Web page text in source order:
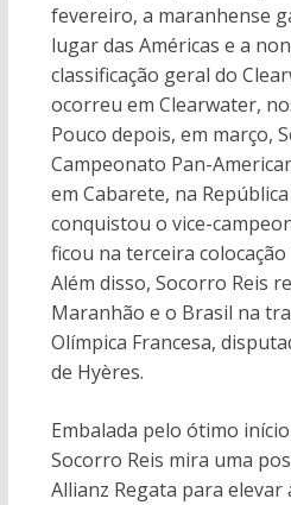
fevereiro, a maranhense
lugar das Américas e a
classificação geral do
ocorreu em Clearwater,
Pouco depois, em março,
Campeonato Pan-
em Cabarete, na
conquistou o vice-
ficou na terceira
Além disso, Socorro Reis
Maranhão e o Brasil na
Olímpica Francesa,
de Hyères.
Embalada pelo ótimo
Socorro Reis mira uma
Allianz Regata para elevar